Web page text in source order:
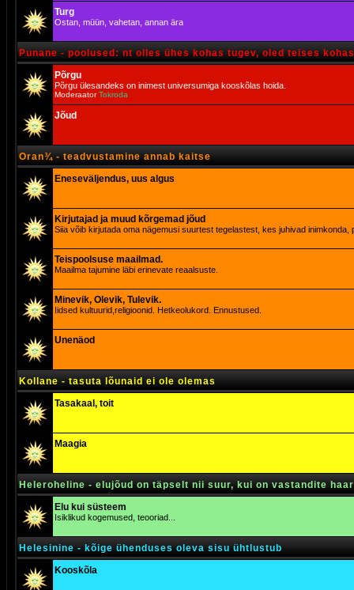
Turg
Ostan, müün, vahetan, annan ära
Punane - poolused: nt olles ühes kohas tugev, oled teises
Põrgu
Põrgu ülesandeks on inimest universumiga kooskõlas hoida.
ModeraatorTokroda
Jõud
Oran¾ - teadvustamine annab kaitse
Eneseväljendus, uus algus
Kirjutajad ja muud kõrgemad jõud
Siia võib kirjutada oma nägemusi suurtest tegelastest, kes juhivad inimkonda,
Teispoolsuse maailmad.
Maailma tajumine läbi erinevate reaalsuste.
Minevik, Olevik, Tulevik.
Iidsed kultuurid,religioonid. Hetkeolukord. Ennustused.
Unenäod
Kollane - tasuta lõunaid ei ole olemas
Tasakaal, toit
Maagia
Heleroheline - elujõud on täpselt nii suur, kui on vastandite
Elu kui süsteem
Isiklikud kogemused, teooriad...
Helesinine - kõige ühenduses oleva sisu ühtlustub
Kooskõla